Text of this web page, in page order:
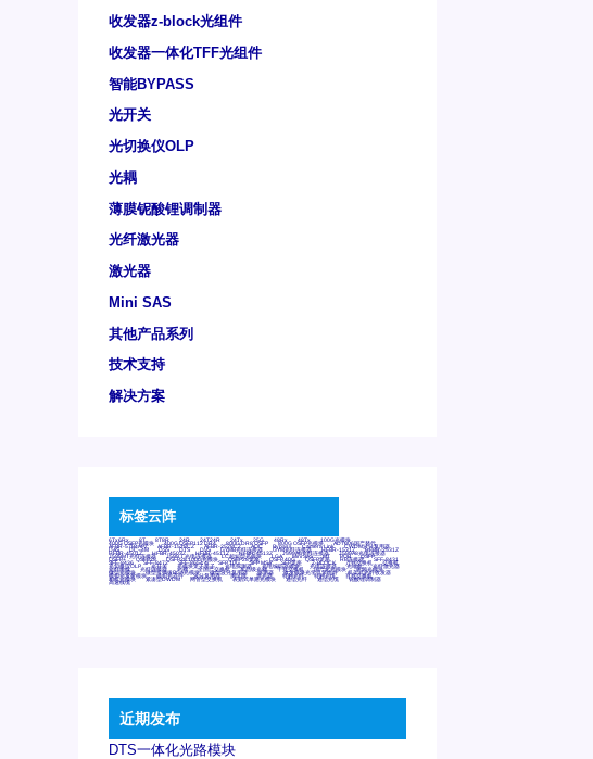
收发器z-block光组件
收发器一体化TFF光组件
智能BYPASS
光开关
光切换仪OLP
光耦
薄膜铌酸锂调制器
光纤激光器
激光器
Mini SAS
其他产品系列
技术支持
解决方案
标签云阵
6Tx6Rx 8T 8T8R 24R 24T24R 24Tx 25G 48Rx 48Tx 100G光模块
400G OSFP光模块 400G QSFP112 DR4 800G DR8 OSFP 800G OSFP光模块 AD7606国产替代
AFBR-57B4APZ AFBR-1528CZ AFBR-2528CZ AOC Bypass Camera Link CWDM波分复用器
DAS DC~4M DSS DTS DVS GYMB光纤连接器 GYM光纤连接器 HFBR-1531Z HFBR-2531Z
HFBR-4501Z HFBR-4503Z HFBR-4511Z HFBR-4513Z J599A6光纤连接器 J599A8光电连接器
J599MT光纤连接器 J599Ⅰ光电连接器 LC超短型光模块 LGA Mini SAS MT POB QSFP
QSFP+ QSFP28 QSFP28 100G光模块 QSFP28笼座 QSFP 40G QSFP笼座 RP连接器 SFF-8431
SFF-8436 SFF-8472 SFF-8654 4i SFP 10G SFP MSA SFP笼座 Z-BLOCK 万兆交换机 交换机
光切换仪OLP 光开关 光模块笼子座子 光电探测器 光电编码器模块 光电连接器 光端机 光纤激光器
光纤跳线 光纤连接器 光耦 全国产交换机 军品级光耦 千兆交换机 国产化光模块 射频光模块
微型光模块 微型可插拔BGA光模块 微型波分复用器 探测器 收发模块光学引擎组件 机架式光纤收发器
模拟光发射模块 模拟光器件 波分复用器 测试版 激光器 特种光纤 特种光缆 百兆交换机
相机光模块 紧凑型DWDM 网管型交换机 表贴式单路光模块 通信光纤 通信光缆 铌酸锂调制器
高速线缆
近期发布
DTS一体化光路模块